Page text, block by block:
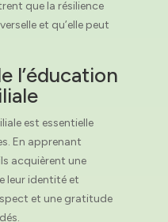
que la résilience
et qu’elle peut
l’éducation
est essentielle
En apprenant
acquièrent une
leur identité et
et une gratitude